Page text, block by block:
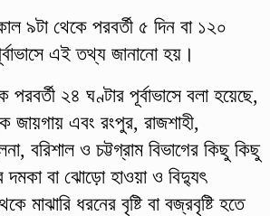
৯টা থেকে পরবর্তী ৫ দিন বা ১২০
এই তথ্য জানানো হয়।
২৪ ঘণ্টার পূর্বাভাসে বলা হয়েছে,
জায়গায় এবং রংপুর, রাজশাহী,
বরিশাল ও চট্টগ্রাম বিভাগের কিছু কিছু
দমকা বা ঝোড়ো হাওয়া ও বিদ্যুৎ
মাঝারি ধরনের বৃষ্টি বা বজ্রবৃষ্টি হতে